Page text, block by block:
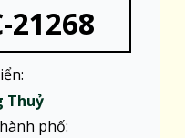
21268
Thuỷ
phố: